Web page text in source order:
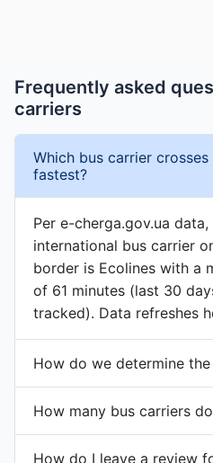
Frequently asked
carriers
Which bus carrier
fastest?
Per e-cherga.gov.ua
international bus carrier
border is Ecolines with a
of 61 minutes (last 30
tracked). Data refreshes
How do we determine
How many bus carriers
How do I leave a review